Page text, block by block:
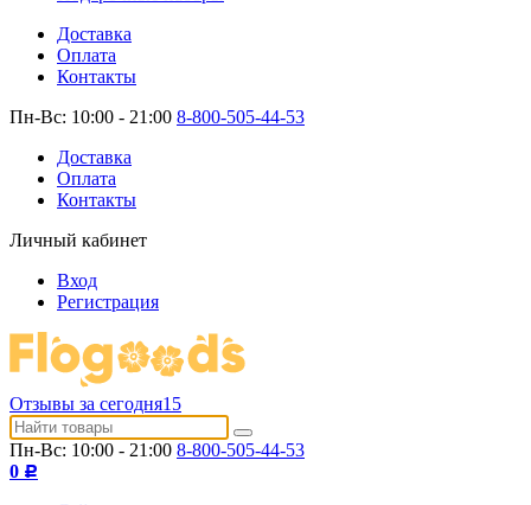
Доставка
Оплата
Контакты
Пн-Вс: 10:00 - 21:00 8-800-505-44-53
Доставка
Оплата
Контакты
Личный кабинет
Вход
Регистрация
Отзывы за сегодня15
Пн-Вс: 10:00 - 21:00 8-800-505-44-53
0 Р